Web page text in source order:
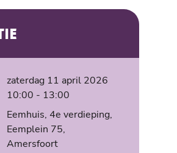
zaterdag 11 april 2026
10:00 - 13:00
Eemhuis, 4e verdieping,
Eemplein 75,
Amersfoort